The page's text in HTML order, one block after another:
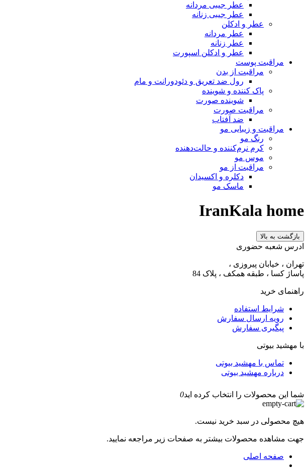
عطر جیبی مردانه
عطر جیبی زنانه
عطر و ادکلن
عطر مردانه
عطر زنانه
عطر و ادکلن اسپورت
مراقبت پوست
مراقبت از بدن
رول ضد تعریق و دئودورانت و مام
پاک کننده و شوینده
شوینده صورت
مراقبت صورت
ضد آفتاب
مراقبت و زیبایی مو
رنگ مو
کرم نرم‌کننده و حالت‌دهنده
موس مو
مراقبت از مو
دکلره و اکسیدان
ماسک مو
IranKala home
بازگشت به بالا
ادرس شعبه حضوری
تهران ، خیابان پیروزی ،
پاساژ کسا ، طبقه همکف ، پلاک 84
راهنمای خرید
شرایط استفاده
رویه ارسال سفارش
پیگیری سفارش
با مهشید بیوتی
تماس با مهشید بیوتی
درباره مهشید بیوتی
شما این محصولات را انتخاب کرده اید0
هیچ محصولی در سبد خرید نیست.
جهت مشاهده محصولات بیشتر به صفحات زیر مراجعه نمایید.
صفحه اصلی